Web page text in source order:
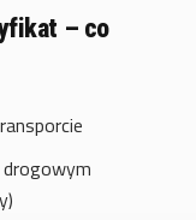
– co